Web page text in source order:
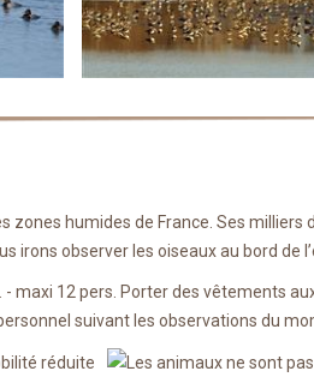
zones humides de France. Ses
irons observer les oiseaux au bord de
- maxi 12 pers. Porter des vêtements
suivant les observations du